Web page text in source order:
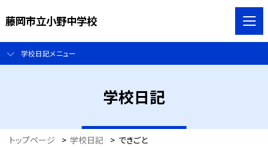
藤岡市立小野中学校
学校日記メニュー
学校日記
トップページ > 学校日記 > できごと